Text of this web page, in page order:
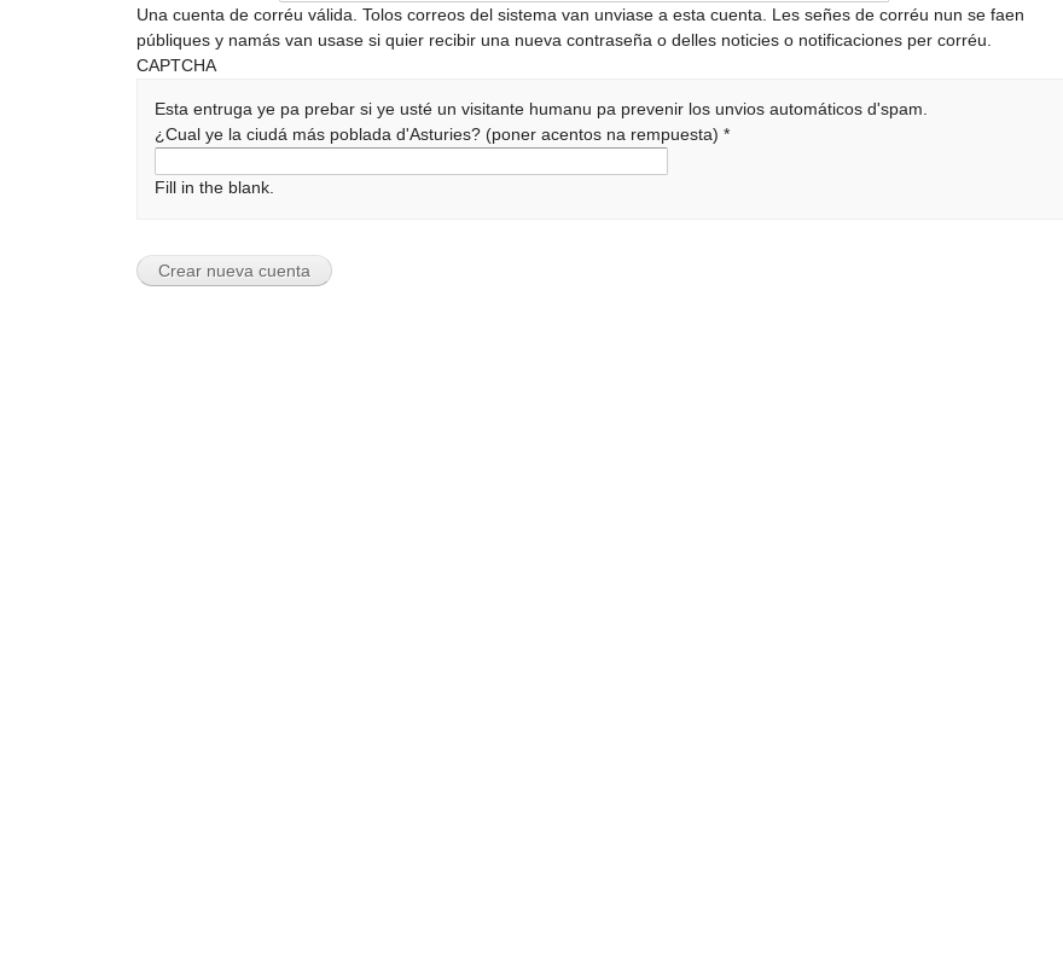
Una cuenta de corréu válida. Tolos correos del sistema van unviase a esta cuenta. Les señes de corréu nun se faen
públiques y namás van usase si quier recibir una nueva contraseña o delles noticies o notificaciones per corréu.
CAPTCHA
Esta entruga ye pa prebar si ye usté un visitante humanu pa prevenir los unvios automáticos d'spam.
¿Cual ye la ciudá más poblada d'Asturies? (poner acentos na rempuesta)*
Fill in the blank.